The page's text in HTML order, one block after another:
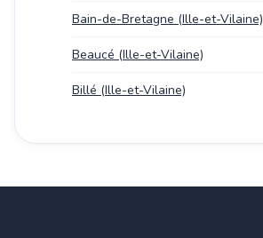
Bain-de-Bretagne (Ille-et-Vilaine)
Beaucé (Ille-et-Vilaine)
Billé (Ille-et-Vilaine)